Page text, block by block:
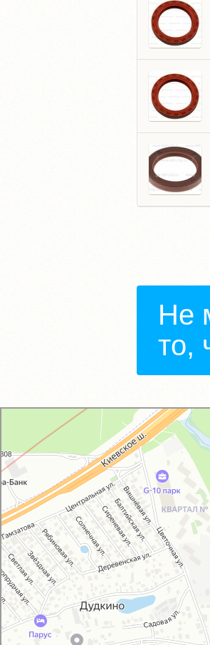
Не
то,
GM-City&VAG-Repair
Автосервис, автотехцентр в Москве
Магазин автозапчастей и автотоваров в Москве